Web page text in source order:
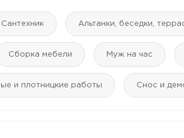
Сантехник Альтанки, беседки,
Сборка мебели Муж на час
и плотницкие работы Снос и